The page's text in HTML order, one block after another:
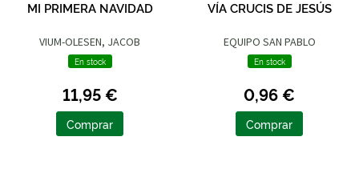
MI PRIMERA NAVIDAD
VIUM-OLESEN, JACOB
En stock
11,95 €
Comprar
VÍA CRUCIS DE JESÚS
EQUIPO SAN PABLO
En stock
0,96 €
Comprar